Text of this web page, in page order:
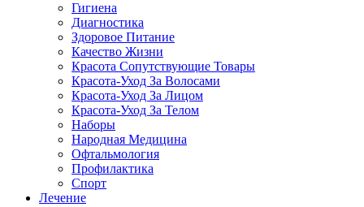
Гигиена
Диагностика
Здоровое Питание
Качество Жизни
Красота Сопутствующие Товары
Красота-Уход За Волосами
Красота-Уход За Лицом
Красота-Уход За Телом
Наборы
Народная Медицина
Офтальмология
Профилактика
Спорт
Лечение